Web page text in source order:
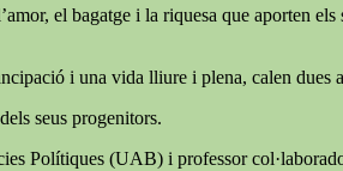
el bagatge i la riquesa que aporten
i una vida lliure i plena, calen dues
seus progenitors.
Polítiques (UAB) i professor